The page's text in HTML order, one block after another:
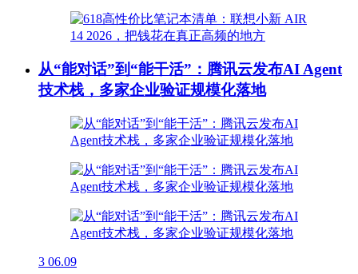
从“能对话”到“能干活”：腾讯云发布AI Agent
技术栈，多家企业验证规模化落地
3 06.09